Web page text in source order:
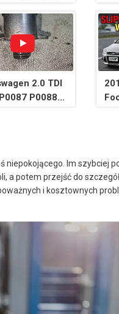
Brak
Problem
Łatwa
Możesz to
2.0 TDI
niepokojącego. Im szybciej
a potem przejść do
i kosztownych